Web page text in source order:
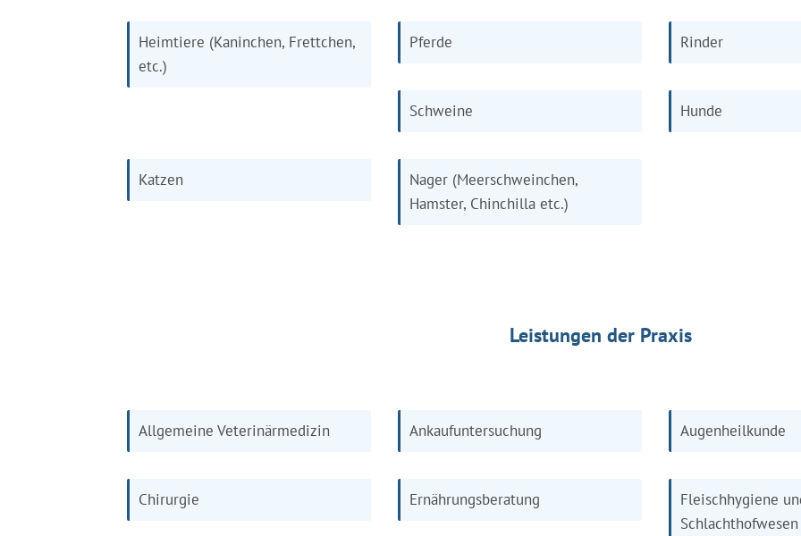
Heimtiere (Kaninchen, Frettchen,
etc.)
Pferde Rinder
Schweine Hunde
Katzen
Nager (Meerschweinchen,
Hamster, Chinchilla etc.)
Leistungen der Praxis
Allgemeine Veterinärmedizin Ankaufuntersuchung Augenheilkunde
Chirurgie Ernährungsberatung
Fleischhygiene
Schlachthofwesen